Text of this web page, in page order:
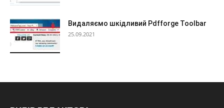
Видаляємо шкідливий Pdfforge Toolbar
25.09.2021